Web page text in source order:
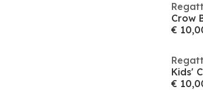
Crow
€
Kids'
€